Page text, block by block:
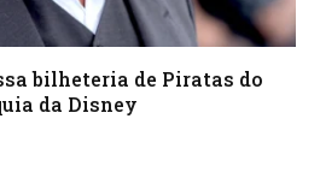
bilheteria de Piratas do
da Disney